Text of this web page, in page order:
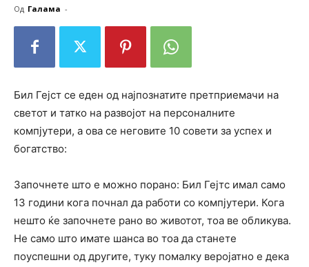
Од Галама -
Бил Гејст се еден од најпознатите претприемачи на
светот и татко на развојот на персоналните
компјутери, а ова се неговите 10 совети за успех и
богатство:
Започнете што е можно порано: Бил Гејтс имал само
13 години кога почнал да работи со компјутери. Кога
нешто ќе започнете рано во животот, тоа ве обликува.
Не само што имате шанса во тоа да станете
поуспешни од другите, туку помалку веројатно е дека